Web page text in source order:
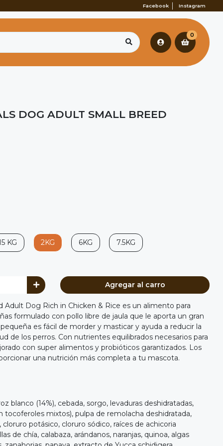
Facebook Instagram
0
DOG ADULT SMALL BREED
KG 2KG 6KG 7.5KG
Agregar al carro
Adult Dog Rich in Chicken & Rice es un alimento para
formulado con pollo libre de jaula que le aporta un gran
es fácil de morder y masticar y ayuda a reducir la
de los perros. Con nutrientes equilibrados necesarios para
con super alimentos y probióticos garantizados. Los
una nutrición más completa a tu mascota.
blanco (14%), cebada, sorgo, levaduras deshidratadas,
tocoferoles mixtos), pulpa de remolacha deshidratada,
potásico, cloruro sódico, raíces de achicoria
de chía, calabaza, arándanos, naranjas, quinoa, algas